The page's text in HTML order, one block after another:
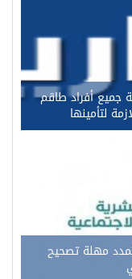
جميع أفراد طاقم
تمدد مهلة تصحيح